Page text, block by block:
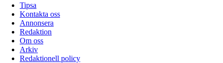
Tipsa
Kontakta oss
Annonsera
Redaktion
Om oss
Arkiv
Redaktionell policy